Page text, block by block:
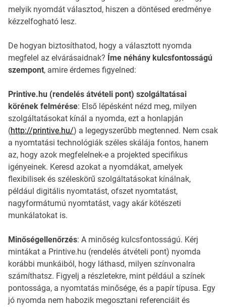
melyik nyomdát választod, hiszen a döntésed eredménye
kézzelfogható lesz.
De hogyan biztosíthatod, hogy a választott nyomda
megfelel az elvárásaidnak? Íme néhány kulcsfontosságú
szempont, amire érdemes figyelned:
Printive.hu (rendelés átvételi pont) szolgáltatásai
körének felmérése: Első lépésként nézd meg, milyen
szolgáltatásokat kínál a nyomda, ezt a honlapján
(http://printive.hu/) a legegyszerűbb megtenned. Nem csak
a nyomtatási technológiák széles skálája fontos, hanem
az, hogy azok megfelelnek-e a projekted specifikus
igényeinek. Keresd azokat a nyomdákat, amelyek
flexibilisek és széleskörű szolgáltatásokat kínálnak,
például digitális nyomtatást, ofszet nyomtatást,
nagyformátumú nyomtatást, vagy akár kötészeti
munkálatokat is.
Minőségellenőrzés: A minőség kulcsfontosságú. Kérj
mintákat a Printive.hu (rendelés átvételi pont) nyomda
korábbi munkáiból, hogy láthasd, milyen színvonalra
számíthatsz. Figyelj a részletekre, mint például a színek
pontossága, a nyomtatás minősége, és a papír típusa. Egy
jó nyomda nem habozik megosztani referenciáit és